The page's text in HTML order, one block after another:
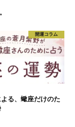
開運コラム
る、蠍座だけのた